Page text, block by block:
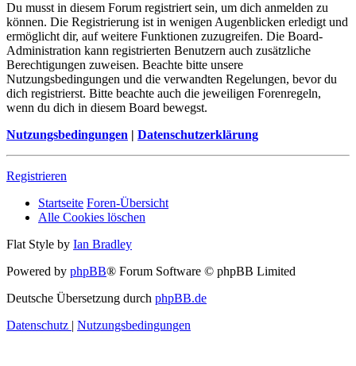
Du musst in diesem Forum registriert sein, um dich anmelden zu
können. Die Registrierung ist in wenigen Augenblicken erledigt und
ermöglicht dir, auf weitere Funktionen zuzugreifen. Die Board-
Administration kann registrierten Benutzern auch zusätzliche
Berechtigungen zuweisen. Beachte bitte unsere
Nutzungsbedingungen und die verwandten Regelungen, bevor du
dich registrierst. Bitte beachte auch die jeweiligen Forenregeln,
wenn du dich in diesem Board bewegst.
Nutzungsbedingungen | Datenschutzerklärung
Registrieren
Startseite Foren-Übersicht
Alle Cookies löschen
Flat Style by Ian Bradley
Powered by phpBB® Forum Software © phpBB Limited
Deutsche Übersetzung durch phpBB.de
Datenschutz | Nutzungsbedingungen